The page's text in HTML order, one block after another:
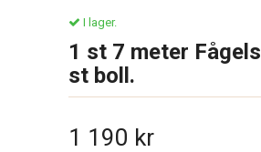
I lager.
1 st 7 meter
st boll.
1 190 kr